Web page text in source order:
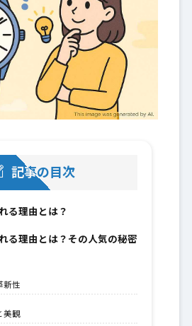
記事の目次
る理由とは？
る理由とは？その人気の秘密
新性
美観